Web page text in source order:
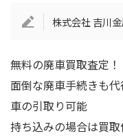
株式会社 吉川
無料の廃車買取査定！
面倒な廃車手続きも
車の引取り可能
持ち込みの場合は買